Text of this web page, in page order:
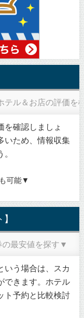
テル＆お店の評価を
を確認しましょ
いため、情報収集
可能▼
最安値を探す▼
いう場合は、スカ
できます。ホテル
ト予約と比較検討